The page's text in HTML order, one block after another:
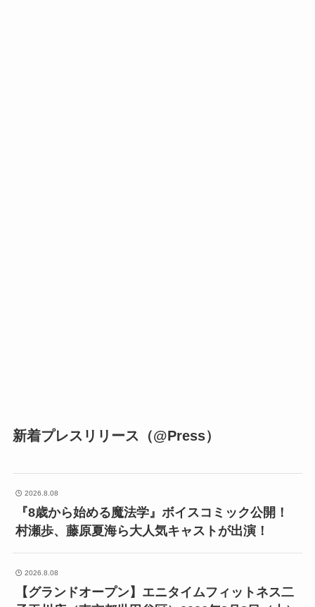
新着プレスリリース（@Press）
2026.8.08
『8歳から始める魔法学』ボイスコミック公開！
村瀬歩、藤原夏海ら大人気キャストが出演！
2026.8.08
【グランドオープン】エニタイムフィットネス二